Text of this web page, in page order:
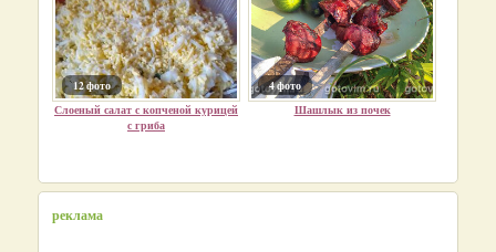
12 фото
Слоеный салат с копченой курицей
с гриба
4 фото
Шашлык из почек
реклама